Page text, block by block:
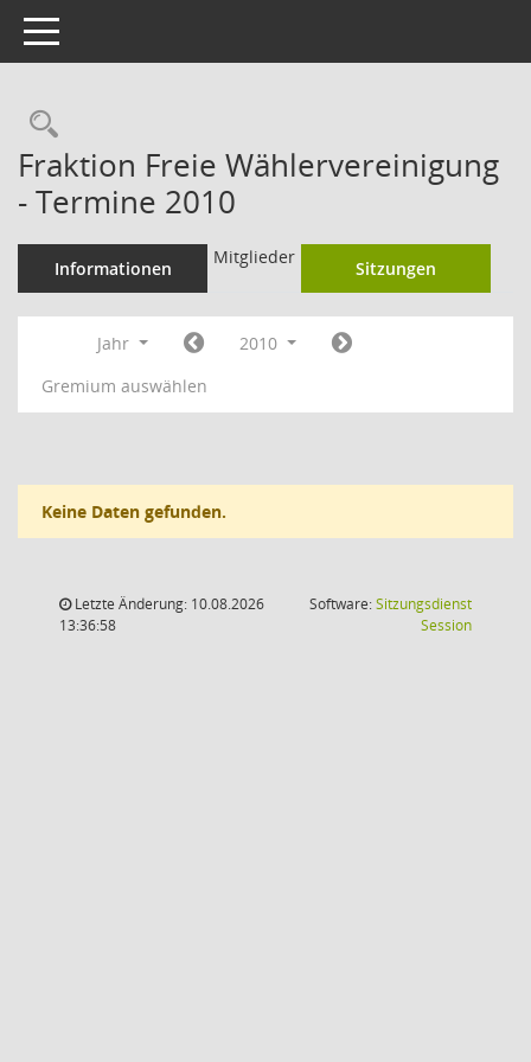
Toggle navigation
Rechercheauswahl
Fraktion Freie Wählervereinigung
- Termine 2010
Informationen
Mitglieder
Sitzungen
Jahr
2010
Gremium auswählen
Keine Daten gefunden.
Letzte Änderung: 10.08.2026
13:36:58
Software:Sitzungsdienst
Session(Wird in